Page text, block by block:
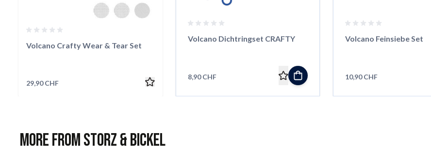
Volcano Crafty Wear & Tear Set
29,90 CHF
Volcano Dichtringset CRAFTY
8,90 CHF
Volcano Feinsiebe Set
10,90 CHF
More from Storz & Bickel